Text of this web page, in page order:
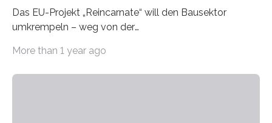
Das EU-Projekt „Reincarnate“ will den Bausektor
umkrempeln – weg von der
Kreislaufwirtschaft Bei dem schwedischen
More than 1 year ago